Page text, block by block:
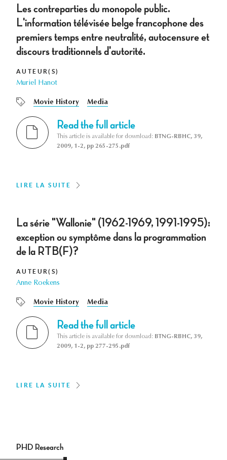
Les contreparties du monopole public.
L'information télévisée belge francophone des
premiers temps entre neutralité, autocensure et
discours traditionnels d'autorité.
AUTEUR(S)
Muriel Hanot
Movie History Media
Read the full article
This article is available for download: BTNG-RBHC, 39,
2009, 1-2, pp 265-275.pdf
LIRE LA SUITE
La série "Wallonie" (1962-1969, 1991-1995):
exception ou symptôme dans la programmation
de la RTB(F)?
AUTEUR(S)
Anne Roekens
Movie History Media
Read the full article
This article is available for download: BTNG-RBHC, 39,
2009, 1-2, pp 277-295.pdf
LIRE LA SUITE
PHD Research